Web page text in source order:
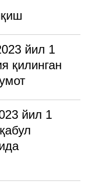
йил 1
қилинган
йил 1